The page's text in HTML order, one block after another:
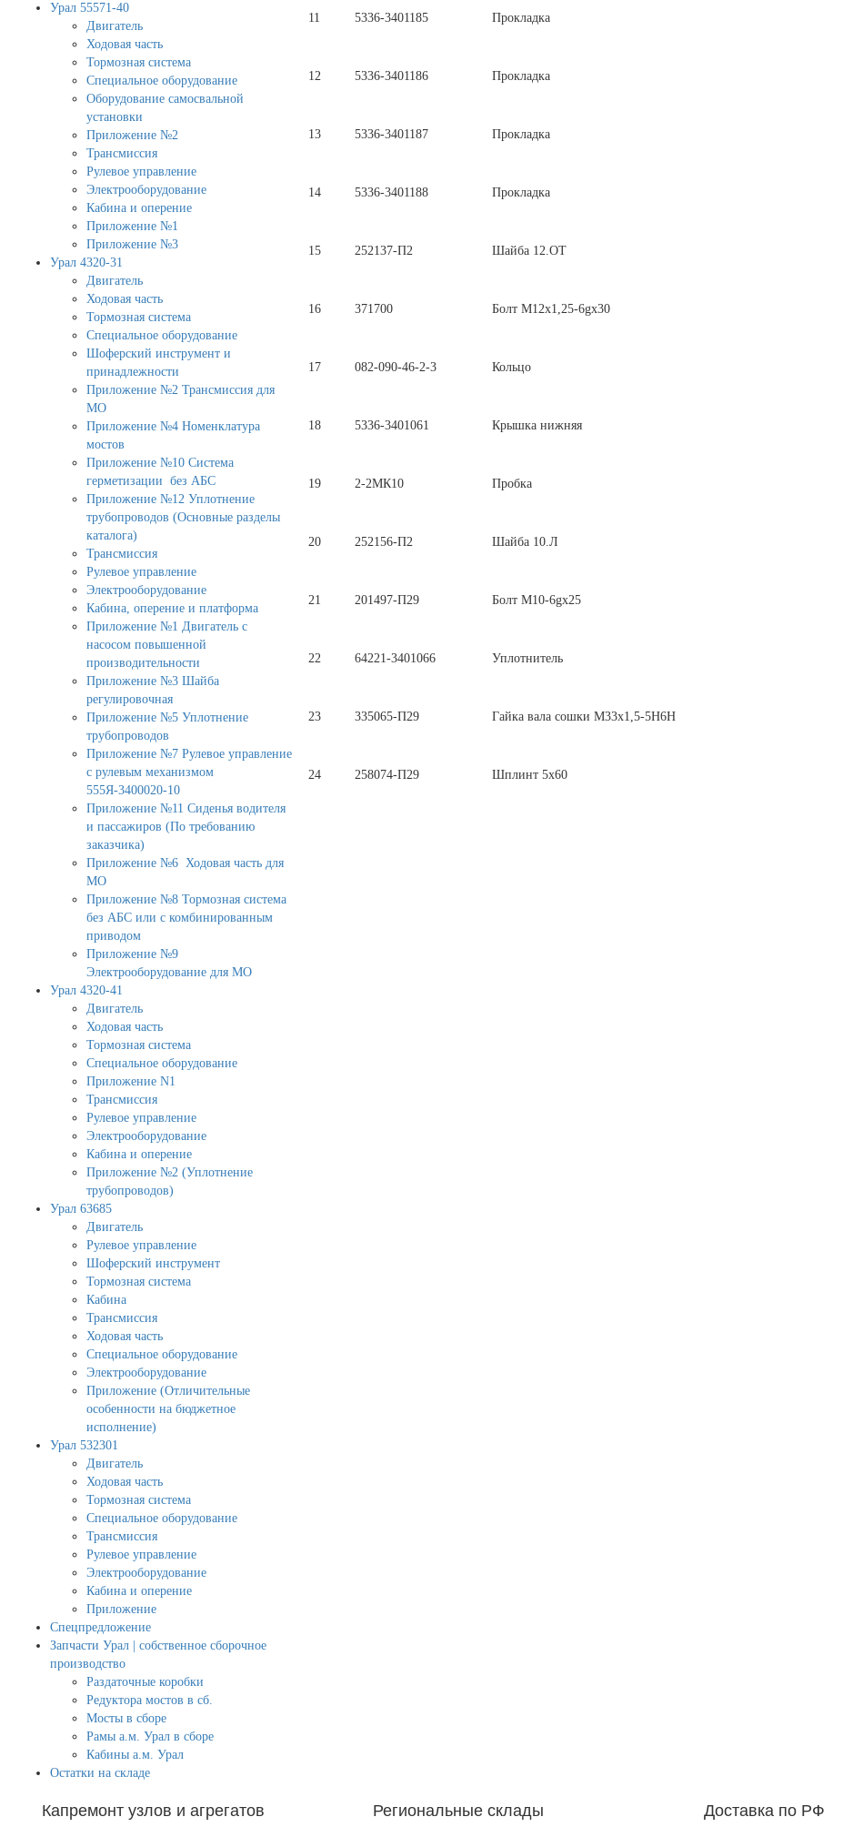
Урал 55571-40
Двигатель
Ходовая часть
Тормозная система
Специальное оборудование
Оборудование самосвальной
установки
Приложение №2
Трансмиссия
Рулевое управление
Электрооборудование
Кабина и оперение
Приложение №1
Приложение №3
Урал 4320-31
Двигатель
Ходовая часть
Тормозная система
Специальное оборудование
Шоферский инструмент и
принадлежности
Приложение №2 Трансмиссия для
МО
Приложение №4 Номенклатура
мостов
Приложение №10 Система
герметизации без АБС
Приложение №12 Уплотнение
трубопроводов (Основные разделы
каталога)
Трансмиссия
Рулевое управление
Электрооборудование
Кабина, оперение и платформа
Приложение №1 Двигатель с
насосом повышенной
производительности
Приложение №3 Шайба
регулировочная
Приложение №5 Уплотнение
трубопроводов
Приложение №7 Рулевое управление
с рулевым механизмом
555Я-3400020-10
Приложение №11 Сиденья водителя
и пассажиров (По требованию
заказчика)
Приложение №6 Ходовая часть для
МО
Приложение №8 Тормозная система
без АБС или с комбинированным
приводом
Приложение №9
Электрооборудование для МО
Урал 4320-41
Двигатель
Ходовая часть
Тормозная система
Специальное оборудование
Приложение N1
Трансмиссия
Рулевое управление
Электрооборудование
Кабина и оперение
Приложение №2 (Уплотнение
трубопроводов)
Урал 63685
Двигатель
Рулевое управление
Шоферский инструмент
Тормозная система
Кабина
Трансмиссия
Ходовая часть
Специальное оборудование
Электрооборудование
Приложение (Отличительные
особенности на бюджетное
исполнение)
Урал 532301
Двигатель
Ходовая часть
Тормозная система
Специальное оборудование
Трансмиссия
Рулевое управление
Электрооборудование
Кабина и оперение
Приложение
Спецпредложение
Запчасти Урал | собственное сборочное
производство
Раздаточные коробки
Редуктора мостов в сб.
Мосты в сборе
Рамы а.м. Урал в сборе
Кабины а.м. Урал
Остатки на складе
11 5336-3401185 Прокладка
12 5336-3401186 Прокладка
13 5336-3401187 Прокладка
14 5336-3401188 Прокладка
15 252137-П2 Шайба 12.ОТ
16 371700 Болт М12х1,25-6gх30
17 082-090-46-2-3 Кольцо
18 5336-3401061 Крышка нижняя
19 2-2МК10 Пробка
20 252156-П2 Шайба 10.Л
21 201497-П29 Болт М10-6gх25
22 64221-3401066 Уплотнитель
23 335065-П29 Гайка вала сошки М33х1,5-5Н6Н
24 258074-П29 Шплинт 5х60
Капремонт узлов и агрегатов Региональные склады Доставка по РФ